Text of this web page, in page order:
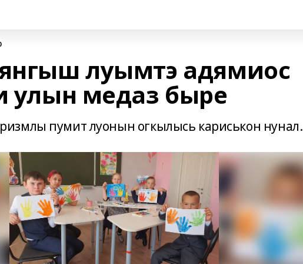
луымтэ адямиос
улын медаз быре
пумит луонын огкылысь кариськон нунал.